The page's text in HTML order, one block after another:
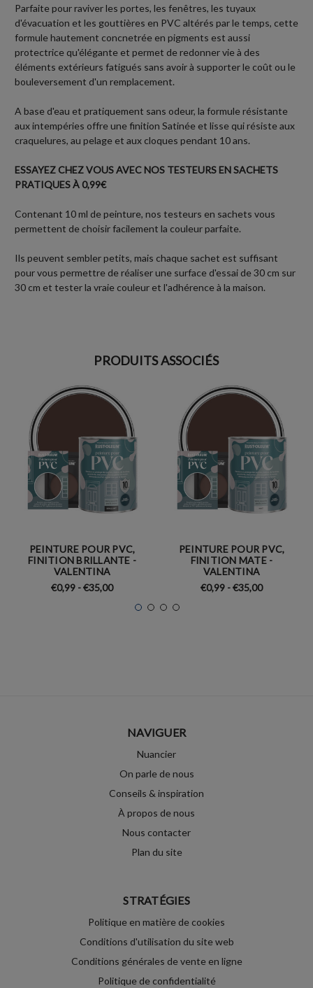
Parfaite pour raviver les portes, les fenêtres, les tuyaux
d'évacuation et les gouttières en PVC altérés par le temps, cette
formule hautement concnetrée en pigments est aussi
protectrice qu'élégante et permet de redonner vie à des
éléments extérieurs fatigués sans avoir à supporter le coût ou le
bouleversement d'un remplacement.
A base d'eau et pratiquement sans odeur, la formule résistante
aux intempéries offre une finition Satinée et lisse qui résiste aux
craquelures, au pelage et aux cloques pendant 10 ans.
ESSAYEZ CHEZ VOUS AVEC NOS TESTEURS EN SACHETS
PRATIQUES À 0,99€
Contenant 10 ml de peinture, nos testeurs en sachets vous
permettent de choisir facilement la couleur parfaite.
Ils peuvent sembler petits, mais chaque sachet est suffisant
pour vous permettre de réaliser une surface d'essai de 30 cm sur
30 cm et tester la vraie couleur et l'adhérence à la maison.
PRODUITS ASSOCIÉS
PEINTURE POUR PVC,
FINITION BRILLANTE -
VALENTINA
€0,99 - €35,00
PEINTURE POUR PVC,
FINITION MATE -
VALENTINA
€0,99 - €35,00
NAVIGUER
Nuancier
On parle de nous
Conseils & inspiration
À propos de nous
Nous contacter
Plan du site
STRATÉGIES
Politique en matière de cookies
Conditions d'utilisation du site web
Conditions générales de vente en ligne
Politique de confidentialité